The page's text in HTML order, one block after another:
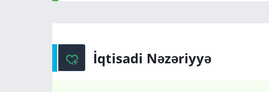
İqtisadi Nəzəriyyə